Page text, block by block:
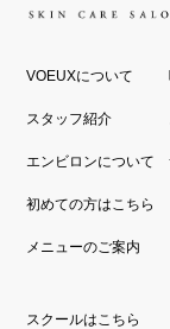
VOEUXについて
スタッフ紹介
エンビロンについて
初めての方はこちら
メニューのご案内
スクールはこちら